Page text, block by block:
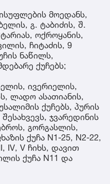
მოედანს,
გ. ტაბიძის, შ.
ოქროყანის,
ჩიტაძის, 9
ნაწილს,
ქუჩებს;
ივერიელის,
ლადო ასათიანის,
ქუჩებს, პურის
ჯვარედინის
გორგასლის,
ქუჩა N1-25, N2-22,
IV, V ჩიხს, დავით
ქუჩა N11 და